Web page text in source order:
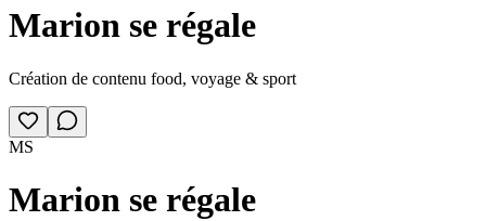
Marion se régale
Création de contenu food, voyage & sport
MS
Marion se régale